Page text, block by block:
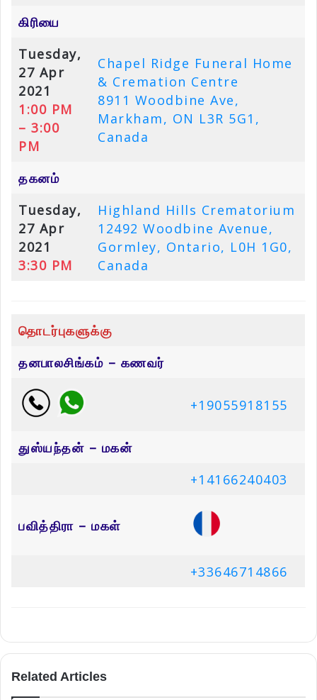
கிரியை
Tuesday,
27 Apr
2021
1:00 PM
– 3:00
PM
Chapel Ridge Funeral Home
& Cremation Centre
8911 Woodbine Ave,
Markham, ON L3R 5G1,
Canada
தகனம்
Tuesday,
27 Apr
2021
3:30 PM
Highland Hills Crematorium
12492 Woodbine Avenue,
Gormley, Ontario, L0H 1G0,
Canada
தொடர்புகளுக்கு
தனபாலசிங்கம் – கணவர்
+19055918155
துஸ்யந்தன் – மகன்
+14166240403
பவித்திரா – மகள்
+33646714866
Related Articles